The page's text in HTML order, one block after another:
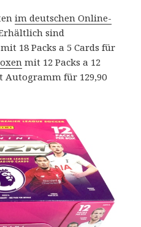
im deutschen Online-
sind
mit 18 Packs a 5 Cards für
mit 12 Packs a 12
Autogramm für 129,90